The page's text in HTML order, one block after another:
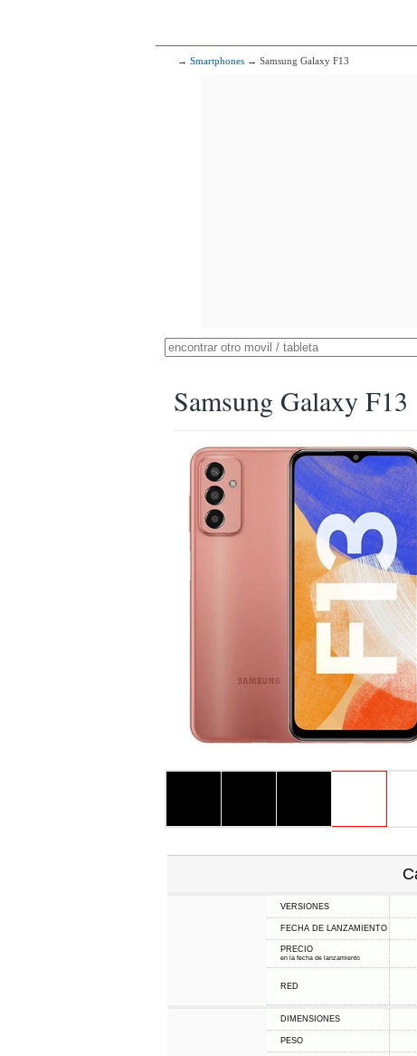
→ Smartphones → Samsung Galaxy F13
Samsung Galaxy F13
VERSIONES
FECHA DE LANZAMIENTO
PRECIO
en la fecha de lanzamiento
RED
DIMENSIONES
PESO